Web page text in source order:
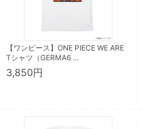
【ワンピース】ONE PIECE WE ARE
Tシャツ（GERMA6 …
3,850円